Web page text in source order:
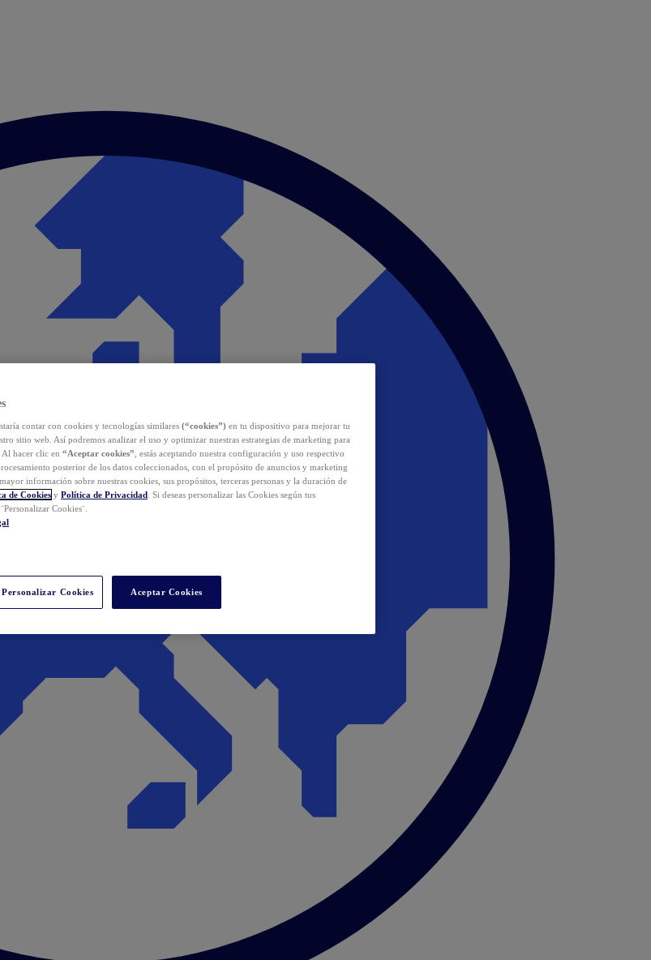
contar con cookies y tecnologías similares (“cookies”) en tu dispositivo para mejorar tu
sitio web. Así podremos analizar el uso y optimizar nuestras estrategias de marketing para
hacer clic en “Aceptar cookies” , estás aceptando nuestra configuración y uso respectivo
posterior de los datos coleccionados, con el propósito de anuncios y marketing
información sobre nuestras cookies, sus propósitos, terceras personas y la duración de
de Cookies y Política de Privacidad . Si deseas personalizar las Cookies según tus
Cookies¨.
Personalizar Cookies Aceptar Cookies